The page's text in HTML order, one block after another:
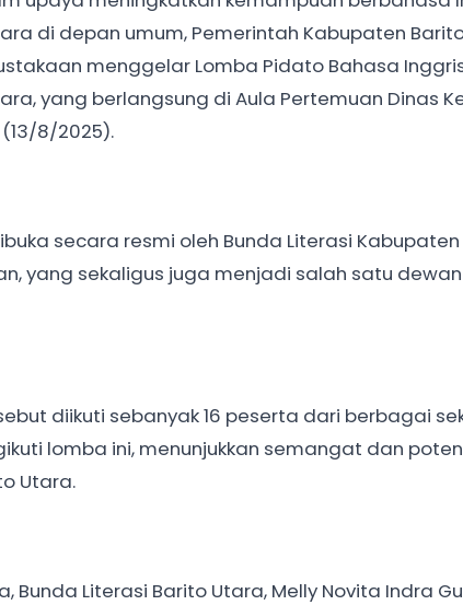
di depan umum, Pemerintah Kabupaten
menggelar Lomba Pidato Bahasa
yang berlangsung di Aula Pertemuan Dinas
8/2025).
secara resmi oleh Bunda Literasi Kabupaten
yang sekaligus juga menjadi salah satu
diikuti sebanyak 16 peserta dari berbagai
lomba ini, menunjukkan semangat dan
Utara.
Bunda Literasi Barito Utara, Melly Novita Indra